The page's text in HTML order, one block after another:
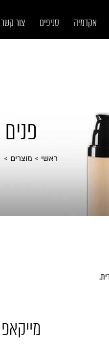
אקדמיה סניפים צור קשר
פנים
ראשי מוצרים
מייקאפ